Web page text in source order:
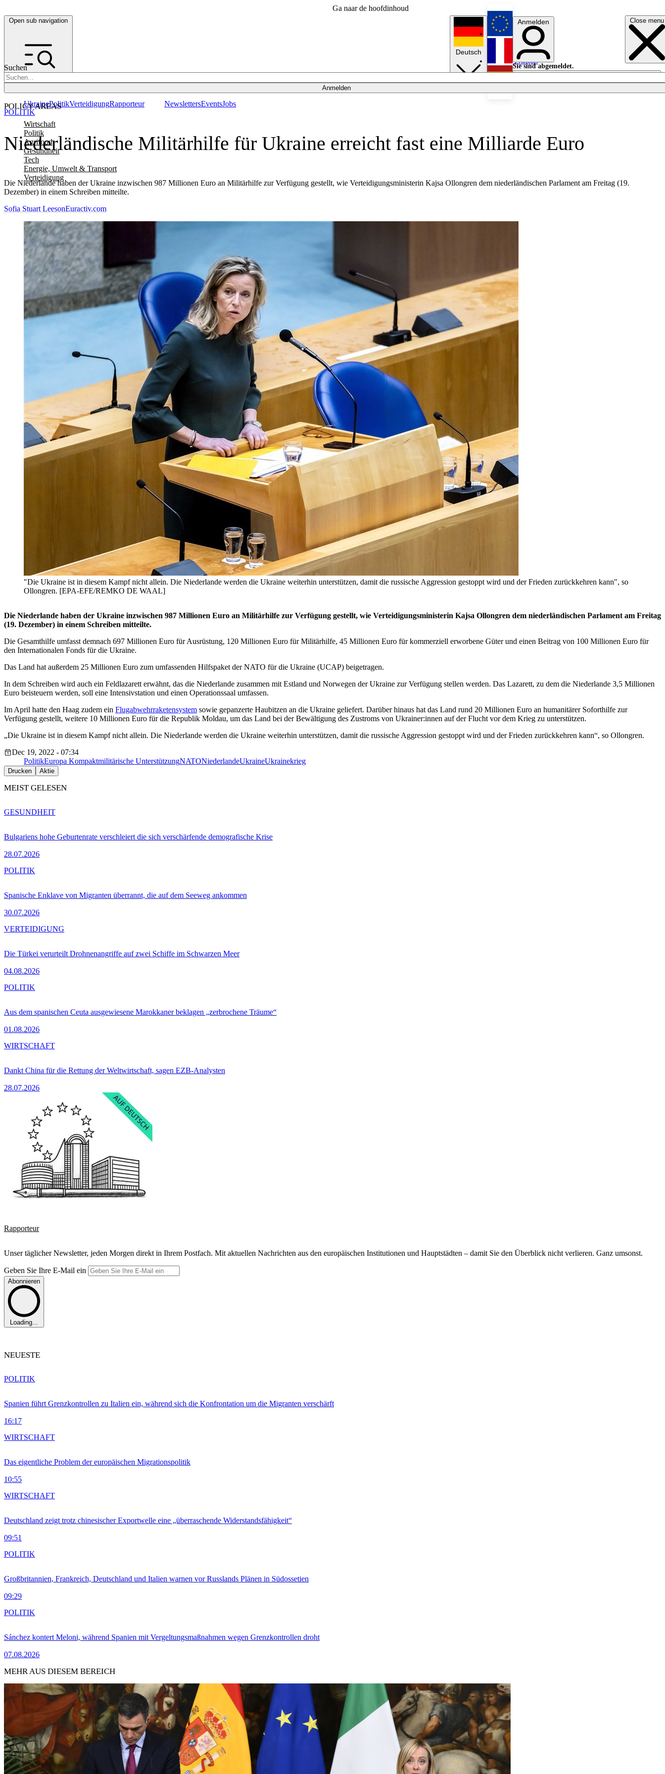
Ga naar de hoofdinhoud
Open sub navigation Close menu
Suchen
Anmelden
POLICY AREAS
Wirtschaft
Politik
Agrifood
Gesundheit
Tech
Energie, Umwelt & Transport
Verteidigung
UkrainePolitikVerteidigungRapporteur NewslettersEventsJobs
Deutsch
English
Français
Anmelden
Sie sind abgemeldet.
Anmelden
Licht aus
Niederländische Militärhilfe für Ukraine erreicht fast eine Milliarde Euro
Die Niederlande haben der Ukraine inzwischen 987 Millionen Euro an Militärhilfe zur Verfügung gestellt, wie Verteidigungsministerin Kajsa Ollongren dem niederländischen Parlament am Freitag (19.
Dezember) in einem Schreiben mitteilte.
POLITIK
Sofia Stuart LeesonEuractiv.com
"Die Ukraine ist in diesem Kampf nicht allein. Die Niederlande werden die Ukraine weiterhin unterstützen, damit die russische Aggression gestoppt wird und der Frieden zurückkehren kann", so
Ollongren. [EPA-EFE/REMKO DE WAAL]
Die Niederlande haben der Ukraine inzwischen 987 Millionen Euro an Militärhilfe zur Verfügung gestellt, wie Verteidigungsministerin Kajsa Ollongren dem niederländischen Parlament am Freitag
(19. Dezember) in einem Schreiben mitteilte.
Die Gesamthilfe umfasst demnach 697 Millionen Euro für Ausrüstung, 120 Millionen Euro für Militärhilfe, 45 Millionen Euro für kommerziell erworbene Güter und einen Beitrag von 100 Millionen Euro für
den Internationalen Fonds für die Ukraine.
Das Land hat außerdem 25 Millionen Euro zum umfassenden Hilfspaket der NATO für die Ukraine (UCAP) beigetragen.
In dem Schreiben wird auch ein Feldlazarett erwähnt, das die Niederlande zusammen mit Estland und Norwegen der Ukraine zur Verfügung stellen werden. Das Lazarett, zu dem die Niederlande 3,5 Millionen
Euro beisteuern werden, soll eine Intensivstation und einen Operationssaal umfassen.
Im April hatte den Haag zudem ein Flugabwehrraketensystem sowie gepanzerte Haubitzen an die Ukraine geliefert. Darüber hinaus hat das Land rund 20 Millionen Euro an humanitärer Soforthilfe zur
Verfügung gestellt, weitere 10 Millionen Euro für die Republik Moldau, um das Land bei der Bewältigung des Zustroms von Ukrainer:innen auf der Flucht vor dem Krieg zu unterstützen.
„Die Ukraine ist in diesem Kampf nicht allein. Die Niederlande werden die Ukraine weiterhin unterstützen, damit die russische Aggression gestoppt wird und der Frieden zurückkehren kann“, so Ollongren.
Dec 19, 2022 - 07:34
PolitikEuropa Kompaktmilitärische UnterstützungNATONiederlandeUkraineUkrainekrieg
Drucken Aktie
MEIST GELESEN
Bulgariens hohe Geburtenrate verschleiert die sich verschärfende demografische Krise
28.07.2026
GESUNDHEIT
Spanische Enklave von Migranten überrannt, die auf dem Seeweg ankommen
30.07.2026
POLITIK
Die Türkei verurteilt Drohnenangriffe auf zwei Schiffe im Schwarzen Meer
04.08.2026
VERTEIDIGUNG
Aus dem spanischen Ceuta ausgewiesene Marokkaner beklagen „zerbrochene Träume“
01.08.2026
POLITIK
Dankt China für die Rettung der Weltwirtschaft, sagen EZB-Analysten
28.07.2026
WIRTSCHAFT
Rapporteur
Unser täglicher Newsletter, jeden Morgen direkt in Ihrem Postfach. Mit aktuellen Nachrichten aus den europäischen Institutionen und Hauptstädten – damit Sie den Überblick nicht verlieren. Ganz umsonst.
Geben Sie Ihre E-Mail ein
Abonnieren
Loading...
NEUESTE
Spanien führt Grenzkontrollen zu Italien ein, während sich die Konfrontation um die Migranten verschärft
16:17
POLITIK
Das eigentliche Problem der europäischen Migrationspolitik
10:55
WIRTSCHAFT
Deutschland zeigt trotz chinesischer Exportwelle eine „überraschende Widerstandsfähigkeit“
09:51
WIRTSCHAFT
Großbritannien, Frankreich, Deutschland und Italien warnen vor Russlands Plänen in Südossetien
09:29
POLITIK
Sánchez kontert Meloni, während Spanien mit Vergeltungsmaßnahmen wegen Grenzkontrollen droht
07.08.2026
POLITIK
MEHR AUS DIESEM BEREICH